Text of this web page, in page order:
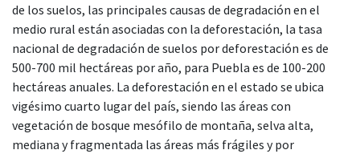
de los suelos, las principales causas de degradación en el
medio rural están asociadas con la deforestación, la tasa
nacional de degradación de suelos por deforestación es de
500-700 mil hectáreas por año, para Puebla es de 100-200
hectáreas anuales. La deforestación en el estado se ubica
vigésimo cuarto lugar del país, siendo las áreas con
vegetación de bosque mesófilo de montaña, selva alta,
mediana y fragmentada las áreas más frágiles y por